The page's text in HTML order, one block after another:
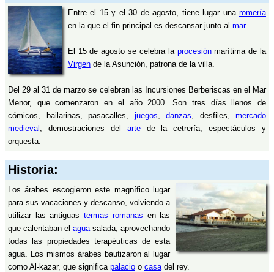
Entre el 15 y el 30 de agosto, tiene lugar una romería
en la que el fin principal es descansar junto al mar.
El 15 de agosto se celebra la procesiónmarítima de la
Virgende la Asunción, patrona de la villa.
Del 29 al 31 de marzo se celebran las Incursiones Berberiscas en el Mar
Menor, que comenzaron en el año 2000. Son tres días llenos de
cómicos, bailarinas, pasacalles, juegos, danzas, desfiles, mercado
medieval , demostraciones del artede la cetrería, espectáculos y
orquesta.
Historia:
Los árabes escogieron este magnífico lugar
para sus vacaciones y descanso, volviendo a
utilizar las antiguastermas romanas en las
que calentaban elaguasalada, aprovechando
todas las propiedades terapéuticas de esta
agua. Los mismos árabes bautizaron al lugar
como Al-kazar, que significa palacio o casadel rey.